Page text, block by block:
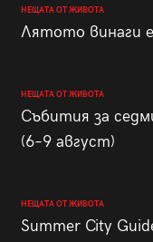
НЕЩАТА ОТ ЖИВОТА
Лятото винаги
НЕЩАТА ОТ ЖИВОТА
Събития за
(6–9 август)
НЕЩАТА ОТ ЖИВОТА
Summer City